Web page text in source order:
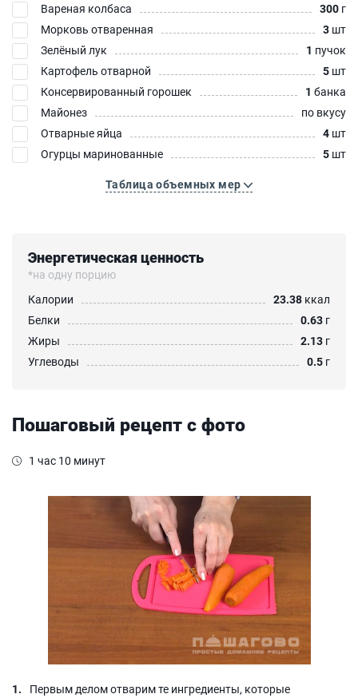
Вареная колбаса 300 г
Морковь отваренная
3 шт
Зелёный лук
1 пучок
Картофель отварной
5 шт
Консервированный горошек
1 банка
Майонез
по вкусу
Отварные яйца
4 шт
Огурцы маринованные
5 шт
Таблица объемных мер
Энергетическая ценность
*на одну порцию
Калории
23.38 ккал
Белки
0.63 г
Жиры
2.13 г
Углеводы
0.5 г
Пошаговый рецепт с фото
1 час 10 минут
Первым делом отварим те ингредиенты, которые